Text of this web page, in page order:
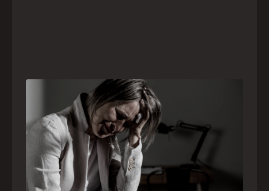
Crise psiquiátrica é urgência médica: saiba
como o SAMU atua nesses casos
Surtos, tentativas de suicídio e episódios de
agitação intensa são considerados urgências
médicas e devem receber atendimento
especializado pelo telefone 192